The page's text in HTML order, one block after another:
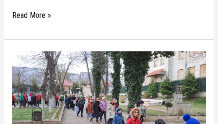
Read More »
Exercițiu
de
alarmare
–
evacuare
în